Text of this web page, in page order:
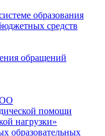
образования
средств
обращений
помощи
нагрузки»
образовательных